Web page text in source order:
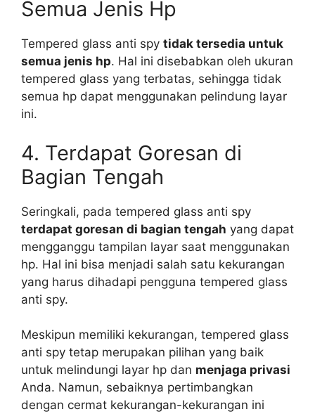
Semua Jenis Hp
Tempered glass anti spy tidak tersedia untuk
semua jenis hp. Hal ini disebabkan oleh ukuran
tempered glass yang terbatas, sehingga tidak
semua hp dapat menggunakan pelindung layar
ini.
4. Terdapat Goresan di
Bagian Tengah
Seringkali, pada tempered glass anti spy
terdapat goresan di bagian tengah yang dapat
mengganggu tampilan layar saat menggunakan
hp. Hal ini bisa menjadi salah satu kekurangan
yang harus dihadapi pengguna tempered glass
anti spy.
Meskipun memiliki kekurangan, tempered glass
anti spy tetap merupakan pilihan yang baik
untuk melindungi layar hp dan menjaga privasi
Anda. Namun, sebaiknya pertimbangkan
dengan cermat kekurangan-kekurangan ini